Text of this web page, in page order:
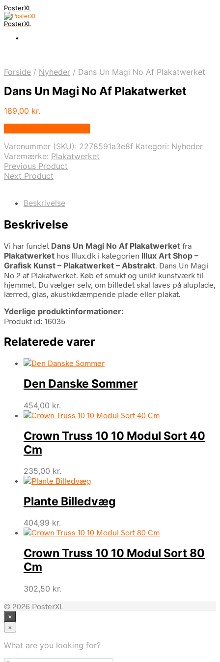
PosterXL
PosterXL
Forside / Nyheder / Dans Un Magi No Af Plakatwerket
Dans Un Magi No Af Plakatwerket
189,00 kr.
Varenummer (SKU): 2278591a3e8f Kategori: Nyheder
Varemærke: Plakatwerket
Previous Product
Next Product
Beskrivelse
Beskrivelse
Vi har fundet Dans Un Magi No Af Plakatwerket fra
Plakatwerket hos Illux.dk i kategorien Illux Art Shop –
Grafisk Kunst – Plakatwerket – Abstrakt. Dans Un Magi
No 2 af Plakatwerket. Køb et smukt og unikt kunstværk til
hjemmet. Du vælger selv, om billedet skal laves på aluplade,
lærred, glas, akustikdæmpende plade eller plakat.
Yderlige produktinformationer:
Produkt id: 16035
Relaterede varer
Den Danske Sommer
454,00 kr.
Crown Truss 10 10 Modul Sort 40
Cm
235,00 kr.
Plante Billedvæg
404,99 kr.
Crown Truss 10 10 Modul Sort 80
Cm
302,50 kr.
© 2026 PosterXL
×
×
What are you looking for?